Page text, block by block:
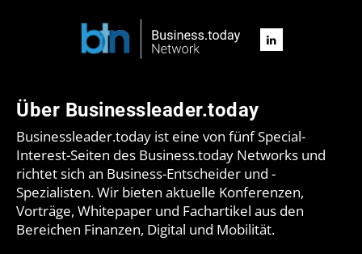
Über Businessleader.today
Businessleader.today ist eine von fünf Special-
Interest-Seiten des Business.today Networks und
richtet sich an Business-Entscheider und -
Spezialisten. Wir bieten aktuelle Konferenzen,
Vorträge, Whitepaper und Fachartikel aus den
Bereichen Finanzen, Digital und Mobilität.